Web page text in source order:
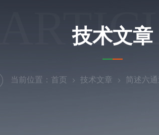
技术文章
当前位置： 首页 技术文章 简述六